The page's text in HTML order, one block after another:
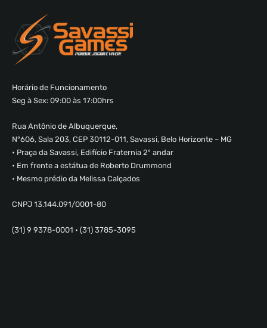
Horário de Funcionamento
Seg à Sex: 09:00 às 17:00hrs
Rua Antônio de Albuquerque,
Nº606, Sala 203, CEP 30112-011, Savassi, Belo Horizonte – MG
• Praça da Savassi, Edifício Fraternia 2º andar
• Em frente a estátua de Roberto Drummond
• Mesmo prédio da Melissa Calçados
CNPJ 13.144.091/0001-80
(31) 9 9378-0001 • (31) 3785-3095